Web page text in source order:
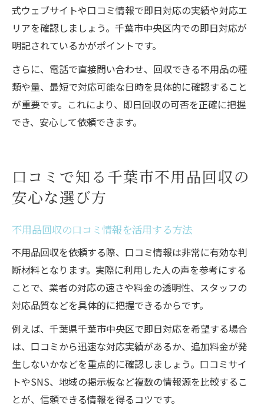
式ウェブサイトや口コミ情報で即日対応の実績や対応エ
リアを確認しましょう。千葉市中央区内での即日対応が
明記されているかがポイントです。
さらに、電話で直接問い合わせ、回収できる不用品の種
類や量、最短で対応可能な日時を具体的に確認すること
が重要です。これにより、即日回収の可否を正確に把握
でき、安心して依頼できます。
口コミで知る千葉市不用品回収の
安心な選び方
不用品回収の口コミ情報を活用する方法
不用品回収を依頼する際、口コミ情報は非常に有効な判
断材料となります。実際に利用した人の声を参考にする
ことで、業者の対応の速さや料金の透明性、スタッフの
対応品質などを具体的に把握できるからです。
例えば、千葉県千葉市中央区で即日対応を希望する場合
は、口コミから迅速な対応実績があるか、追加料金が発
生しないかなどを重点的に確認しましょう。口コミサイ
トやSNS、地域の掲示板など複数の情報源を比較するこ
とが、信頼できる情報を得るコツです。